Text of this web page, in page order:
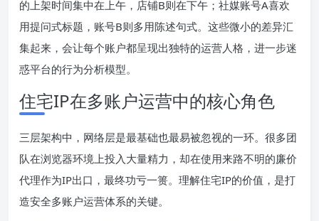
的上架时间集中在上午，店铺B则在下午；社媒账号A喜欢
用提问式标题，账号B则多用陈述句式。这些微小的差异汇
集起来，会让每个账户都呈现出独特的运营人格，进一步迷
惑平台的行为分析模型。
住宅IP在多账户运营中的核心角色
三层架构中，网络层是最基础也最易被忽视的一环。很多团
队在浏览器环境上投入大量精力，却在使用来路不明的廉价
代理作为IP出口，最终功亏一篑。理解住宅IP的价值，是打
造安全多账户运营体系的关键。